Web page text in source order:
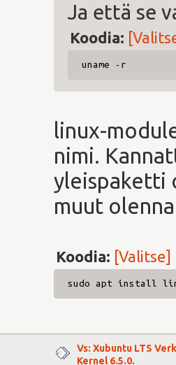
Ja että se
Koodia:
uname -r
linux-
nimi.
yleispaketti
muut
Koodia: [Valitse]
sudo apt install
Vs: Xubuntu LTS
Kernel 6.5.0.